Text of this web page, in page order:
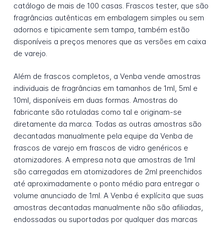
catálogo de mais de 100 casas. Frascos tester, que são
fragrâncias autênticas em embalagem simples ou sem
adornos e tipicamente sem tampa, também estão
disponíveis a preços menores que as versões em caixa
de varejo.
Além de frascos completos, a Venba vende amostras
individuais de fragrâncias em tamanhos de 1ml, 5ml e
10ml, disponíveis em duas formas. Amostras do
fabricante são rotuladas como tal e originam-se
diretamente da marca. Todas as outras amostras são
decantadas manualmente pela equipe da Venba de
frascos de varejo em frascos de vidro genéricos e
atomizadores. A empresa nota que amostras de 1ml
são carregadas em atomizadores de 2ml preenchidos
até aproximadamente o ponto médio para entregar o
volume anunciado de 1ml. A Venba é explícita que suas
amostras decantadas manualmente não são afiliadas,
endossadas ou suportadas por qualquer das marcas